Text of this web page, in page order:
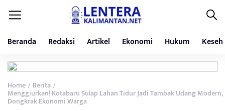
Beranda Redaksi Artikel Ekonomi Hukum
Home / Berita /
Menggiurkan! Kotabaru Sulap Lahan Tidur Jadi Tambak Udang Modern,
Dongkrak Ekonomi Warga